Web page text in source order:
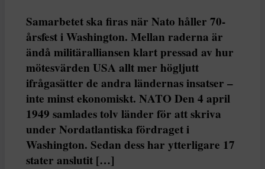
Samarbetet ska firas när Nato håller 70-
årsfest i Washington. Mellan raderna är
ändå militäralliansen klart pressad av hur
mötesvärden USA allt mer högljutt
ifrågasätter de andra ländernas insatser –
inte minst ekonomiskt. NATO Den 4 april
1949 samlades tolv länder för att skriva
under Nordatlantiska fördraget i
Washington. Sedan dess har ytterligare 17
stater anslutit […]